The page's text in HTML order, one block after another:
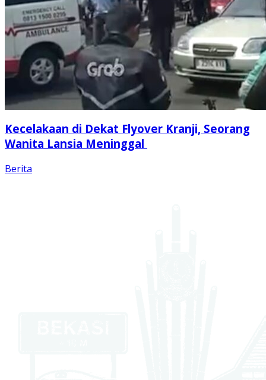
Kecelakaan di Dekat Flyover Kranji, Seorang
Wanita Lansia Meninggal
Berita